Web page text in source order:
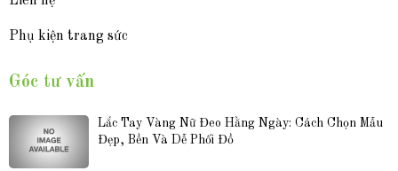
Phụ kiện trang sức
Góc tư vấn
Lắc Tay Vàng Nữ Đeo Hằng Ngày: Cách Chọn Mẫu
Đẹp, Bền Và Dễ Phối Đồ